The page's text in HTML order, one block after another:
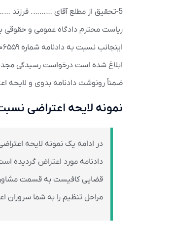
5-تحقیق از مطلع آقای ………. فرزند ………….به نشانی …………………………………….
ریاست محترم دادگاه عمومی و حقوقی
ابلاغ شده است درخواست رسیدگی
ضمناً رونوشت دادنامه بدوی و
نمونه لایحه اعتراضی
در ادامه یک نمونه لایحه
دادنامه مورد اعتراض گردیده
قضایی کافیست به قسمت مشاوره
مراحل تنظیم را به شما سروران